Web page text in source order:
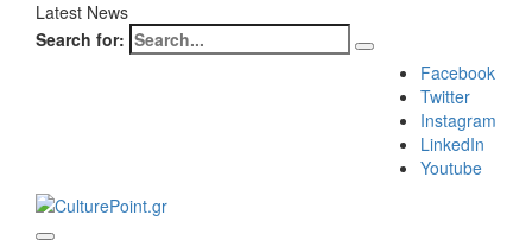
Latest News
Search for:
Facebook
Twitter
Instagram
LinkedIn
Youtube